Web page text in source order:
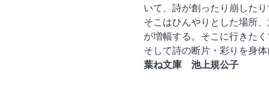
いて、詩が創ったり崩した
そこはひんやりとした場所
が増幅する。そこに行きた
そして詩の断片・彩りを身
葉ね文庫 池上規公子